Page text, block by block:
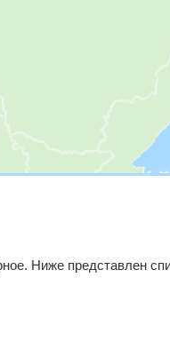
Ниже представлен